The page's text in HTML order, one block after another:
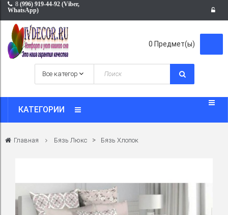
8 (996) 919-44-92 (Viber,
WhatsApp)
0 Предмет(ы)
КАТЕГОРИИ
Главная Бязь Люкс > Бязь Хлопок